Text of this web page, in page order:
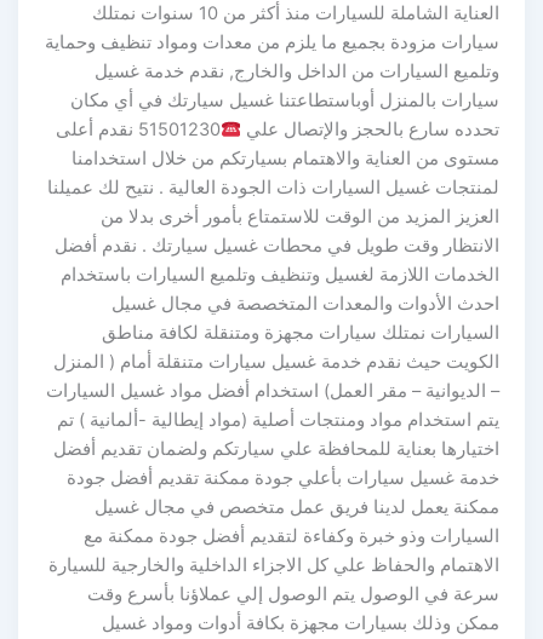
العناية الشاملة للسيارات منذ أكثر من 10 سنوات نمتلك
سيارات مزودة بجميع ما يلزم من معدات ومواد تنظيف وحماية
وتلميع السيارات من الداخل والخارج, نقدم خدمة غسيل
سيارات بالمنزل أوباستطاعتنا غسيل سيارتك في أي مكان
تحدده سارع بالحجز والإتصال علي
51501230 نقدم أعلى
مستوى من العناية والاهتمام بسيارتكم من خلال استخدامنا
لمنتجات غسيل السيارات ذات الجودة العالية . نتيح لك عميلنا
العزيز المزيد من الوقت للاستمتاع بأمور أخرى بدلا من
الانتظار وقت طويل في محطات غسيل سيارتك . نقدم أفضل
الخدمات اللازمة لغسيل وتنظيف وتلميع السيارات باستخدام
احدث الأدوات والمعدات المتخصصة في مجال غسيل
السيارات نمتلك سيارات مجهزة ومتنقلة لكافة مناطق
الكويت حيث نقدم خدمة غسيل سيارات متنقلة أمام ( المنزل
– الديوانية – مقر العمل) استخدام أفضل مواد غسيل السيارات
يتم استخدام مواد ومنتجات أصلية (مواد إيطالية -ألمانية ) تم
اختيارها بعناية للمحافظة علي سيارتكم ولضمان تقديم أفضل
خدمة غسيل سيارات بأعلي جودة ممكنة تقديم أفضل جودة
ممكنة يعمل لدينا فريق عمل متخصص في مجال غسيل
السيارات وذو خبرة وكفاءة لتقديم أفضل جودة ممكنة مع
الاهتمام والحفاظ علي كل الاجزاء الداخلية والخارجية للسيارة
سرعة في الوصول يتم الوصول إلي عملاؤنا بأسرع وقت
ممكن وذلك بسيارات مجهزة بكافة أدوات ومواد غسيل